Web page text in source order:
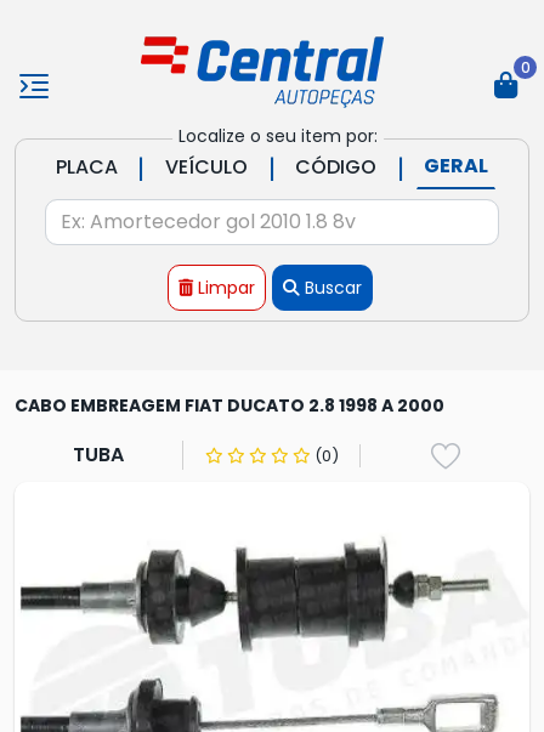
Localize o seu item por:
PLACA | VEÍCULO | CÓDIGO | GERAL
Limpar Buscar
0
CABO EMBREAGEM FIAT DUCATO 2.8 1998 A 2000
TUBA (0)